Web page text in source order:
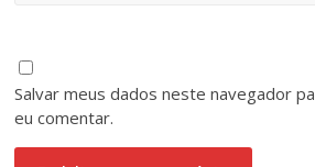
Salvar meus dados neste navegador
eu comentar.